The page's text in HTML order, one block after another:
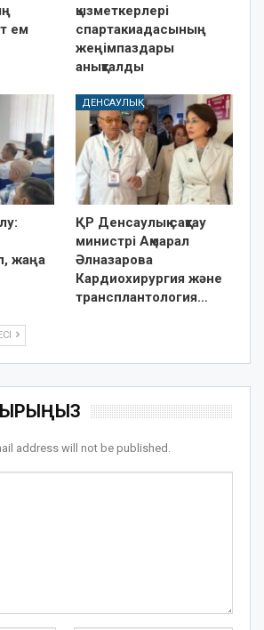
ем
қызметкерлері
спартакиадасының
жеңімпаздары
анықталды
жаңа
ДЕНСАУЛЫҚ
ҚР Денсаулық сақтау
министрі Ақмарал
Әлназарова
Кардиохирургия және
трансплантология…
address will not be published.